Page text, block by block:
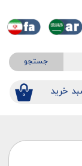
جستجو
۰ خرید